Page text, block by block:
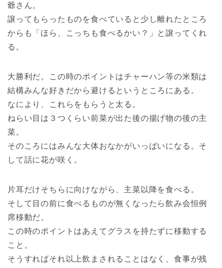
爺さん。
譲ってもらったものを食べていると少し離れたところ
からも「ほら、こっちも食べるかい？」と譲ってくれ
る。
大勝利だ。この時のポイントはチャーハン等の米類は
結構みんな好きだから避けるというところにある。
なにより、これらをもらうと太る。
ねらい目は３つくらい前菜が出た後の揚げ物の後の主
菜。
そのころにはみんな大体おなかがいっぱいになる。そ
して話に花が咲く。
片耳だけそちらに向けながら、主菜以降を食べる。
そして目の前に食べるものが無くなったら飲み会恒例
席移動だ。
この時のポイントはあえてグラスを持たずに移動する
こと。
そうすればそれ以上飲まされることはなく、食事が残